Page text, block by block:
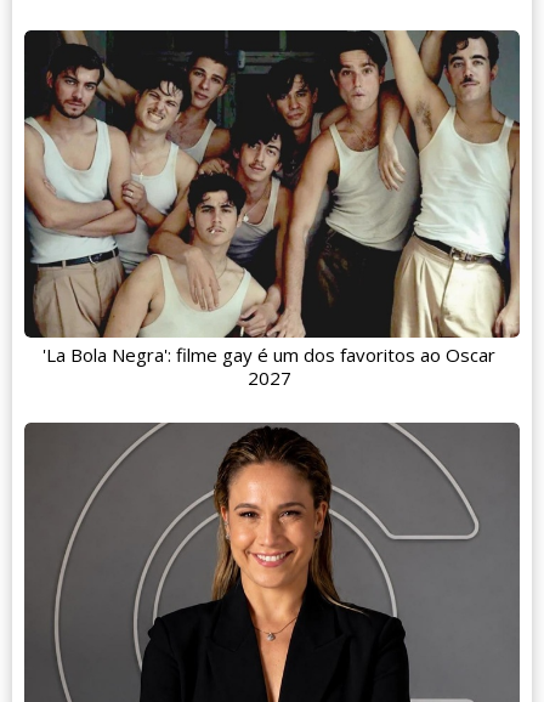
'La Bola Negra': filme gay é um dos favoritos ao Oscar
2027